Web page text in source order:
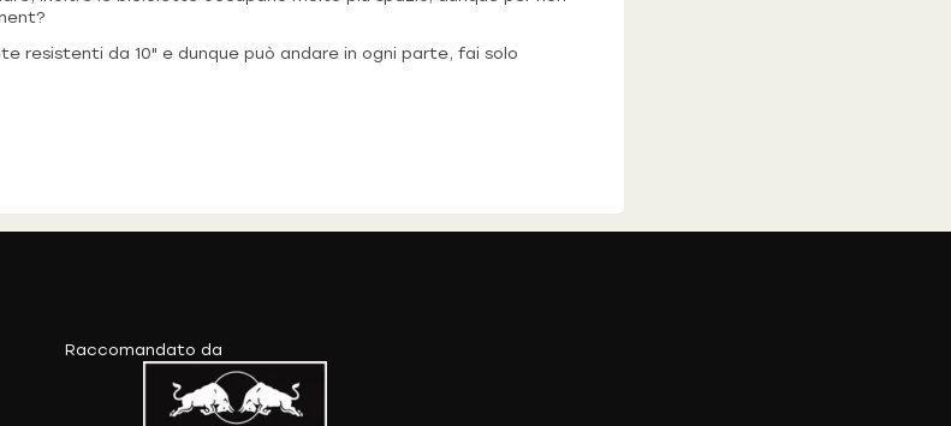
resistenti da 10" e dunque può andare in ogni parte, fai solo
Raccomandato da